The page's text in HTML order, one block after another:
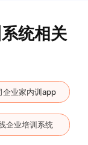
统相关
企业家内训app
企业培训系统